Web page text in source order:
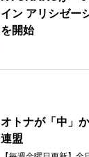
イン アリシゼー
を開始
オトナが「中」
連盟